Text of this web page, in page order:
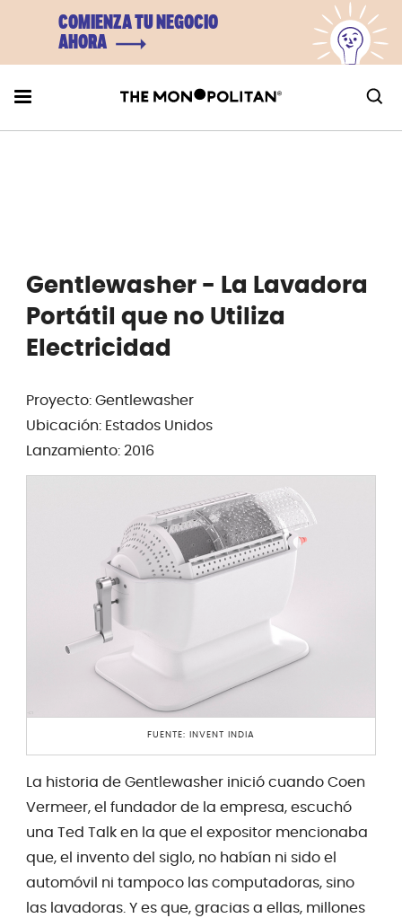
COMIENZA TU NEGOCIO
AHORA
Gentlewasher - La Lavadora
Portátil que no Utiliza
Electricidad
Proyecto: Gentlewasher
Ubicación: Estados Unidos
Lanzamiento: 2016
FUENTE: INVENT INDIA
La historia de Gentlewasher inició cuando Coen
Vermeer, el fundador de la empresa, escuchó
una Ted Talk en la que el expositor mencionaba
que, el invento del siglo, no habían ni sido el
automóvil ni tampoco las computadoras, sino
las lavadoras. Y es que, gracias a ellas, millones